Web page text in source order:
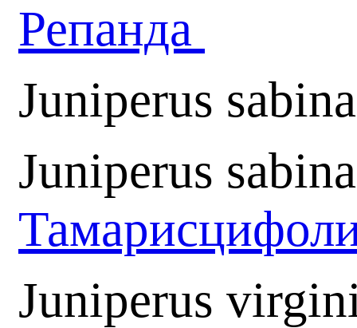
Репанда
Juniperus
Juniperus
Juniperus